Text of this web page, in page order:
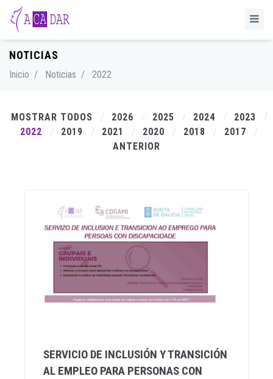
NOTICIAS
Inicio / Noticias / 2022
MOSTRAR TODOS 2026 2025 2024
2023
2022
2019 2021 2020 2018
2017
ANTERIOR
SERVICIO DE INCLUSIÓN Y TRANSICIÓN
AL EMPLEO PARA PERSONAS CON